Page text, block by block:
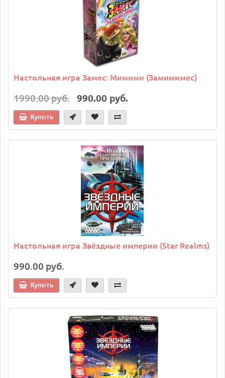
Настольная игра Замес: Мимими (Замимимес)
1990.00 руб. 990.00 руб.
Купить
Настольная игра Звёздные империи (Star Realms)
990.00 руб.
Купить